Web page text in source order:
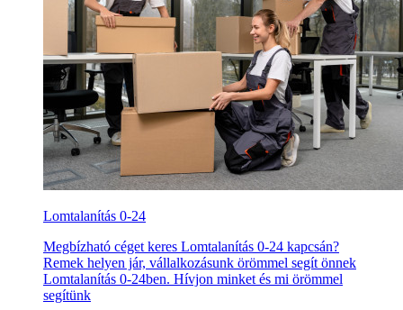
Lomtalanítás 0-24
Megbízható céget keres Lomtalanítás 0-24 kapcsán?
Remek helyen jár, vállalkozásunk örömmel segít önnek
Lomtalanítás 0-24ben. Hívjon minket és mi örömmel
segítünk